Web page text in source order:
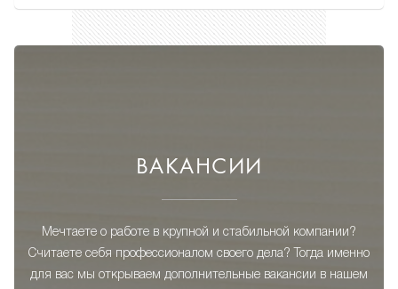
ВАКАНСИИ
Мечтаете о работе в крупной и стабильной компании?
Считаете себя профессионалом своего дела? Тогда именно
для вас мы открываем дополнительные вакансии в нашем